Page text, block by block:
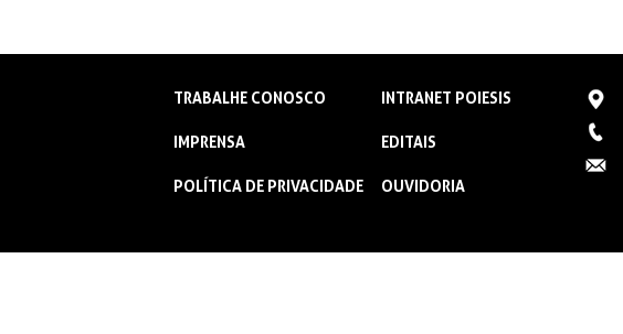
TRABALHE CONOSCO
IMPRENSA
POLÍTICA DE PRIVACIDADE
INTRANET POIESIS
EDITAIS
OUVIDORIA